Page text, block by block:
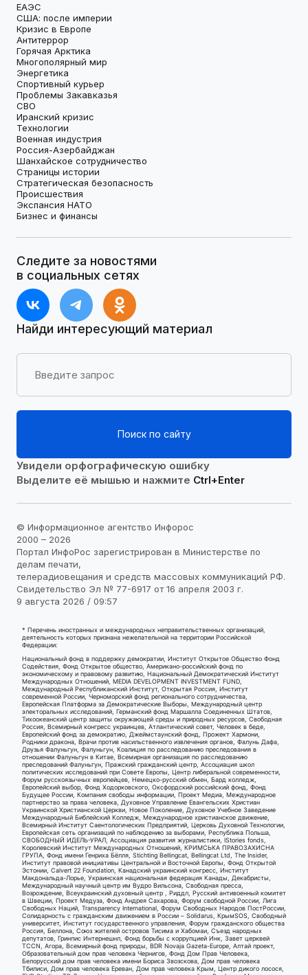
ЕАЭС
США: после империи
Кризис в Европе
Антитеррор
Горячая Арктика
Многополярный мир
Энергетика
Спортивный курьер
Проблемы Закавказья
СВО
Иранский кризис
Технологии
Военная индустрия
Россия-Азербайджан
Шанхайское сотрудничество
Страницы истории
Стратегическая безопасность
Происшествия
Экспансия НАТО
Бизнес и финансы
Следите за новостями
в социальных сетях
Найди интересующий материал
Поиск по сайту
Увидели орфографическую ошибку
Выделите её мышью и нажмите Ctrl+Enter
© Информационное агентство Инфорос
2000 – 2026
Портал ИнфоРос зарегистрирован в Министерстве по
делам печати,
телерадиовещания и средств массовых коммуникаций РФ.
Свидетельство Эл № 77-6917 от 16 апреля 2003 г.
9 августа 2026 / 09:57